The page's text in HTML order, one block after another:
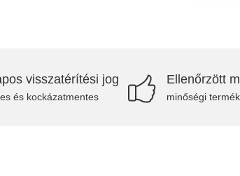
visszatérítési jog
és kockázatmentes
Ellenőrzött
minőségi